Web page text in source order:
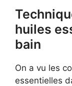
huiles
bain
On a vu les
essentielles